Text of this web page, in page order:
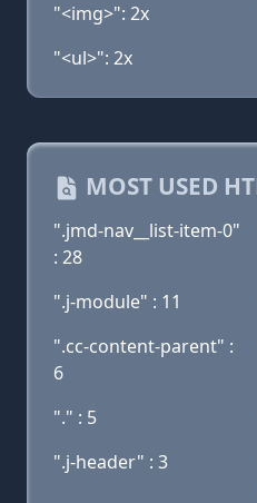
"<img>": 2x
"<ul>": 2x
MOST USED
".jmd-nav__list-item-0"
: 28
".j-module" : 11
".cc-content-parent" :
6
"." : 5
".j-header" : 3